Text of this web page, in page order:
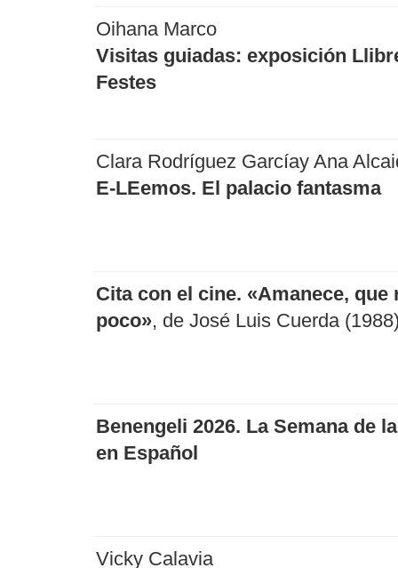
Oihana Marco
Visitas guiadas: exposición
Festes
Clara Rodríguez Garcíay Ana
E-LEemos. El palacio fantasma
Cita con el cine. «Amanece, que
poco», de José Luis Cuerda
Benengeli 2026. La Semana de
en Español
Vicky Calavia